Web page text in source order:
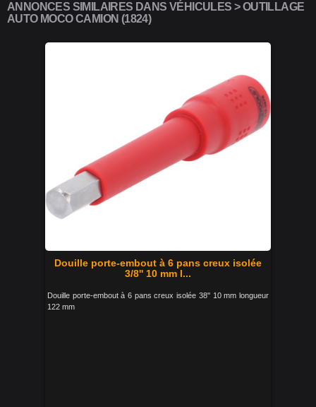
ANNONCES SIMILAIRES DANS VÉHICULES > OUTILLAGE
AUTO MOCO CAMION (1824)
Douille porte-embout à 6 pans creux isolée
3/8'' 10 mm l...
Douille porte-embout à 6 pans creux isolée 38'' 10 mm longueur
122 mm